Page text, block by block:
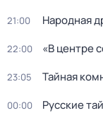
21:00 Народная
22:00 «В центре
23:05 Тайная
00:00 Русские